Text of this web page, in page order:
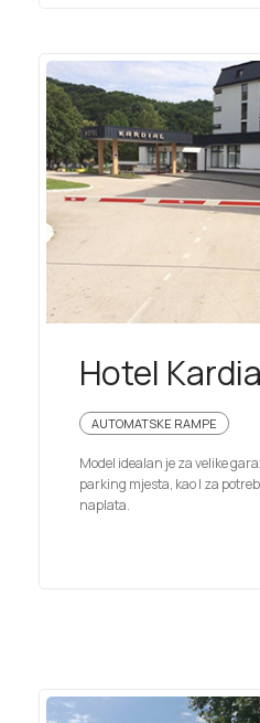
Hotel
AUTOMATSKE RAMPE
Model idealan je za velike
parking mjesta, kao I za
naplata.